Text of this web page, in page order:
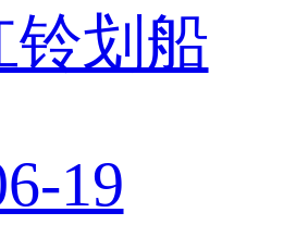
铃划船
19